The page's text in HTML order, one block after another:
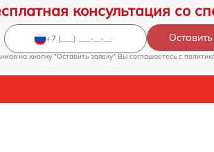
консультация со
на кнопку "Оставить заявку" Вы соглашаетесь c